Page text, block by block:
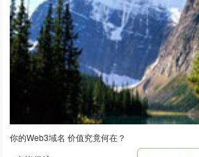
你的Web3域名 价值究竟何在？